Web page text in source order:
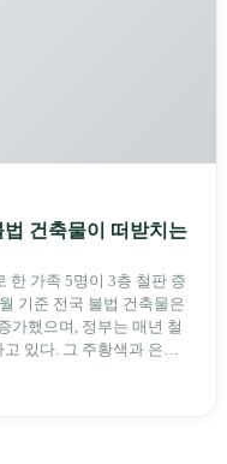
건축물이 떠받치는
한 가족 5명이 3층 철판 증
기준 전국 불법 건축물은
가했으며, 정부는 매년 철
있다. 그 주황색과 은색
가로 풍경이자 가장 자주